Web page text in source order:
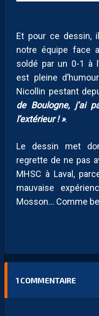
Et pour ce dessin,
notre équipe face
soldé par un 0-1 à
est pleine
Nicollin pestant
de Boulogne, j’ai
l’extérieur ! ».
Le dessin met
regrette de ne pas
MHSC à Laval,
mauvaise
Mosson… Comme
1 COMMENTAIRE